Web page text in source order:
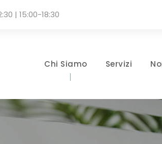
| 15:00-18:30
Chi Siamo Servizi